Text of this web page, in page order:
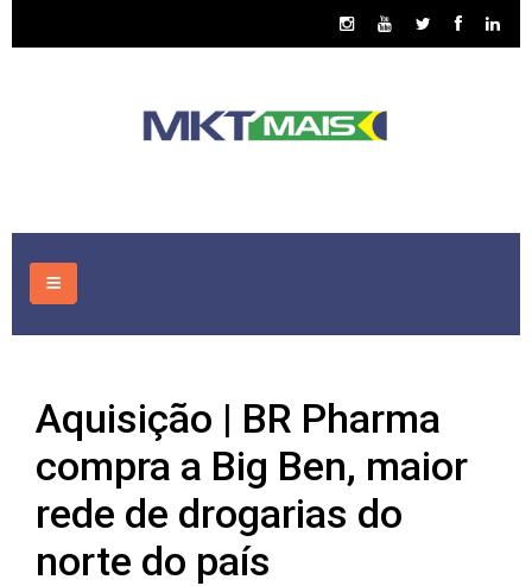
CONSULTORIA
ASSUNTOS
PUBLICAÇÕES
Aquisição | BR Pharma
compra a Big Ben, maior
rede de drogarias do
norte do país